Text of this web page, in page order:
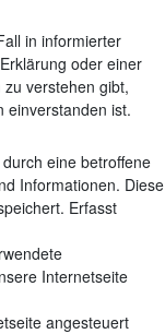
in informierter
oder einer
verstehen gibt,
einverstanden ist.
eine betroffene
Informationen. Diese
Erfasst
Internetseite
angesteuert